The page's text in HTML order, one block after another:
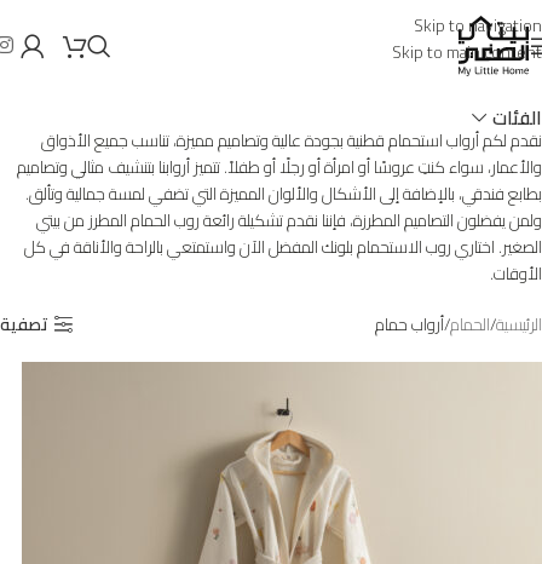
Skip to navigation
Skip to main content
الفئات
نقدم لكم أرواب استحمام قطنية بجودة عالية وتصاميم مميزة، تناسب جميع الأذواق
والأعمار، سواء كنتِ عروسًا أو امرأة أو رجلًا أو طفلاً. تتميز أروابنا بتنشيف مثالي وتصاميم
بطابع فندقي، بالإضافة إلى الأشكال والألوان المميزة التي تضفي لمسة جمالية وتألق.
ولمن يفضلون التصاميم المطرزة، فإننا نقدم تشكيلة رائعة روب الحمام المطرز من بيتي
الصغير. اختاري روب الاستحمام بلونك المفضل الآن واستمتعي بالراحة والأناقة في كل
الأوقات.
الرئيسية الحمامأرواب حمام تصفية